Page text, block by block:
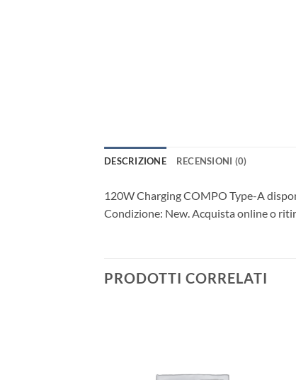
DESCRIZIONE RECENSIONI (0)
120W Charging COMPO Type-A
Condizione: New. Acquista online o
PRODOTTI CORRELATI